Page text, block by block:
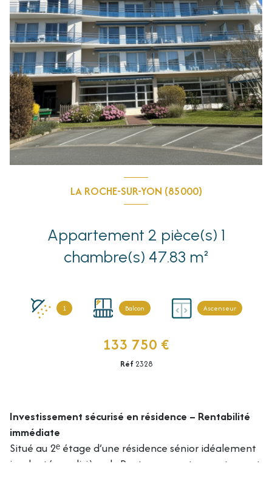
LA ROCHE-SUR-YON (85000)
Appartement 2 pièce(s) 1
chambre(s) 47.83 m²
1 Balcon Ascenseur
133 750 €
Réf 2328
Investissement sécurisé en résidence – Rentabilité
immédiate
Situé au 2ᵉ étage d’une résidence sénior idéalement
implantée en lisière du Pentagone, cet appartement